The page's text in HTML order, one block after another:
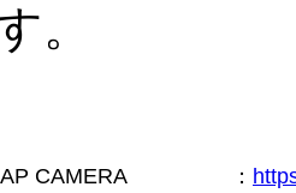
。
CAMERA ：